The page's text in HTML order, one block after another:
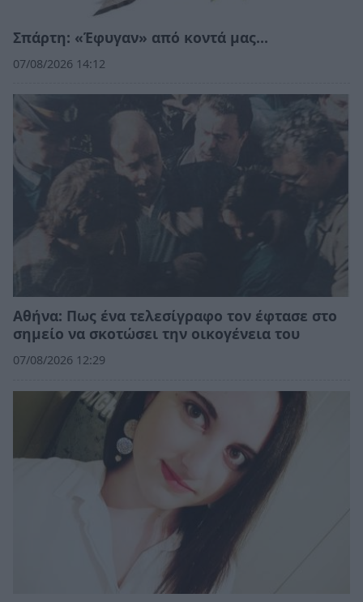
Σπάρτη: «Έφυγαν» από κοντά μας…
07/08/2026 14:12
Αθήνα: Πως ένα τελεσίγραφο τον έφτασε στο
σημείο να σκοτώσει την οικογένεια του
07/08/2026 12:29